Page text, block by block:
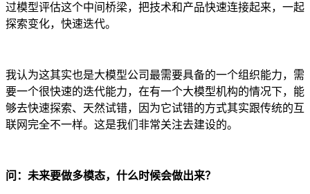
过模型评估这个中间桥梁，把技术和产品快速连接起来，一起
探索变化，快速迭代。
我认为这其实也是大模型公司最需要具备的一个组织能力，需
要一个很快速的迭代能力，在有一个大模型机构的情况下，能
够去快速探索、天然试错，因为它试错的方式其实跟传统的互
联网完全不一样。这是我们非常关注去建设的。
问：未来要做多模态，什么时候会做出来？